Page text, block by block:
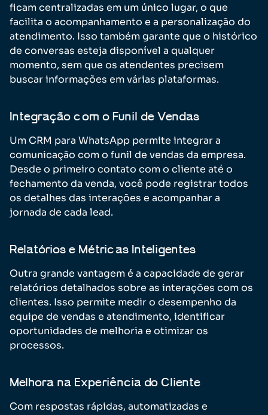
ficam centralizadas em um único lugar, o que
facilita o acompanhamento e a personalização do
atendimento. Isso também garante que o histórico
de conversas esteja disponível a qualquer
momento, sem que os atendentes precisem
buscar informações em várias plataformas.
Integração com o Funil de Vendas
Um CRM para WhatsApp permite integrar a
comunicação com o funil de vendas da empresa.
Desde o primeiro contato com o cliente até o
fechamento da venda, você pode registrar todos
os detalhes das interações e acompanhar a
jornada de cada lead.
Relatórios e Métricas Inteligentes
Outra grande vantagem é a capacidade de gerar
relatórios detalhados sobre as interações com os
clientes. Isso permite medir o desempenho da
equipe de vendas e atendimento, identificar
oportunidades de melhoria e otimizar os
processos.
Melhora na Experiência do Cliente
Com respostas rápidas, automatizadas e